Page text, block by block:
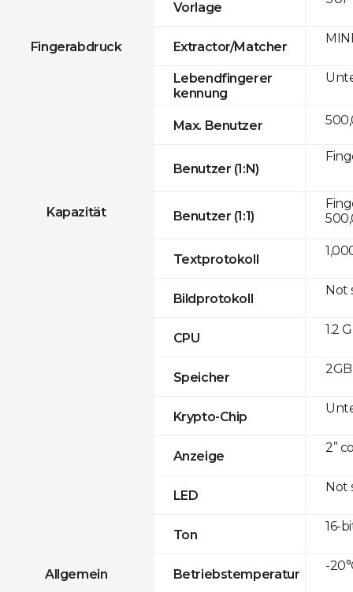
Fingerabdruck
Vorlage
Extractor/Matcher
Lebendfingerer
kennung
Kapazität
Max. Benutzer
Benutzer (1:N)
Benutzer (1:1)
Textprotokoll
Bildprotokoll
Allgemein
CPU
Speicher
Krypto-Chip
Anzeige
LED
Ton
Betriebstemperatur
Not
1.2
2”
Not
16-
-